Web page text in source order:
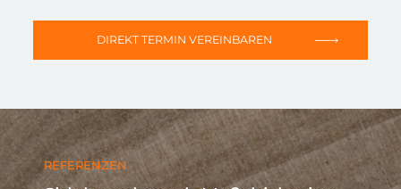
DIREKT TERMIN VEREINBAREN
REFERENZEN